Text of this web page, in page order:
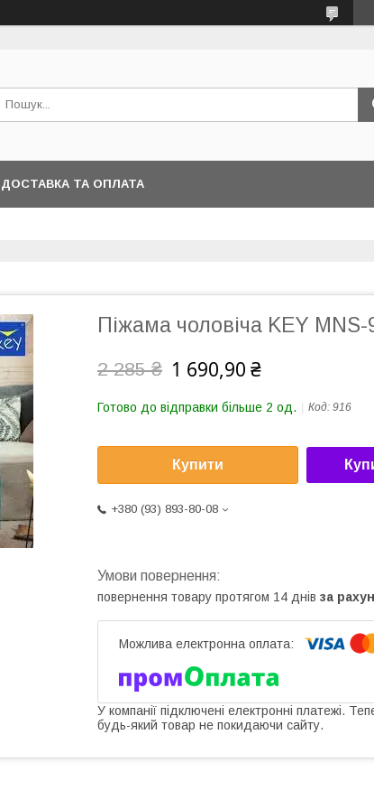
ДОСТАВКА ТА ОПЛАТА
Піжама чоловіча KEY MNS-
2 285 ₴ 1 690,90 ₴
Готово до відправки більше 2 од. Код: 916
Купити
+380 (93) 893-80-08
повернення товару протягом 14 днів за
У компанії підключені електронні платежі.
будь-який товар не покидаючи сайту.